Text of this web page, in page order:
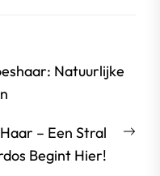
Natuurlijke
– Een Stral
Begint Hier!